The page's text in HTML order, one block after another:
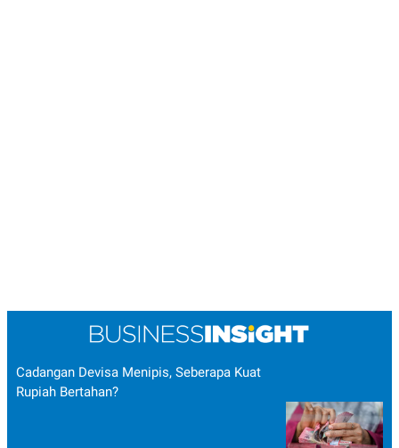
Cadangan Devisa Menipis, Seberapa Kuat
Rupiah Bertahan?